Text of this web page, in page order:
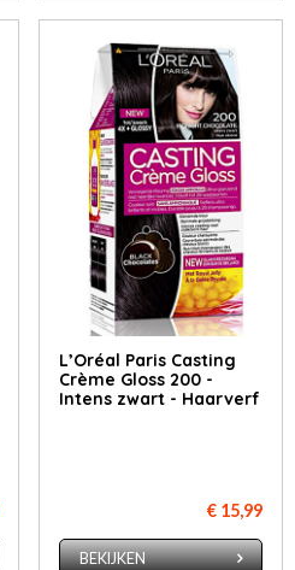
L’Oréal Paris Casting
Crème Gloss 200 -
Intens zwart - Haarverf
€ 15,99
BEKIJKEN